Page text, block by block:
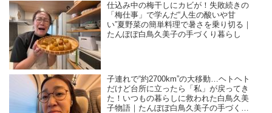
仕込み中の梅干しにカビが！失敗続きの
「梅仕事」で学んだ“人生の酸いや甘
い”夏野菜の簡単料理で暑さを乗り切る｜
たんぽぽ白鳥久美子の手づくり暮らし
子連れで“約2700km”の大移動…ヘトヘト
だけど台所に立ったら「私」が戻ってき
た！いつもの暮らしに救われた白鳥久美
子物語｜たんぽぽ白鳥久美子の手づくり